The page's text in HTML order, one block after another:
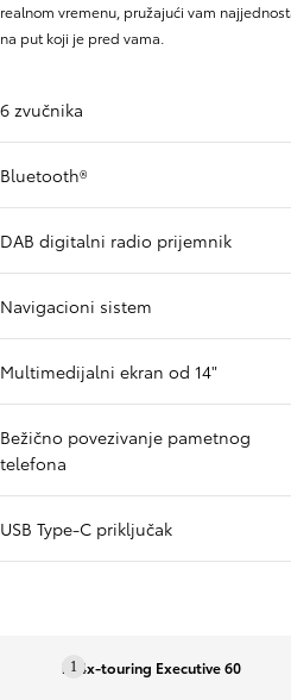
realnom vremenu, pružajući vam
na put koji je pred vama.
6 zvučnika
Bluetooth®
DAB digitalni radio prijemnik
Navigacioni sistem
Multimedijalni ekran od 14"
Bežično povezivanje pametnog
telefona
USB Type-C priključak
1
bz4x-touring Executive 60